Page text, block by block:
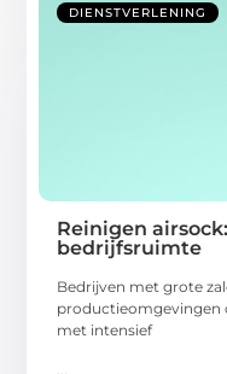
DIENSTVERLENING
Reinigen
bedrijfsruimte
Bedrijven met grote
productieomgevingen
met intensief